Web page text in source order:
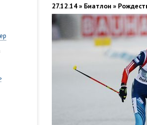
27.12.14 » Биатлон »